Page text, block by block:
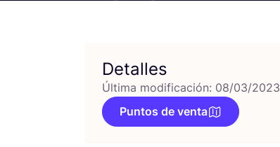
Detalles
Última modificación: 08/03/2023
Puntos de venta